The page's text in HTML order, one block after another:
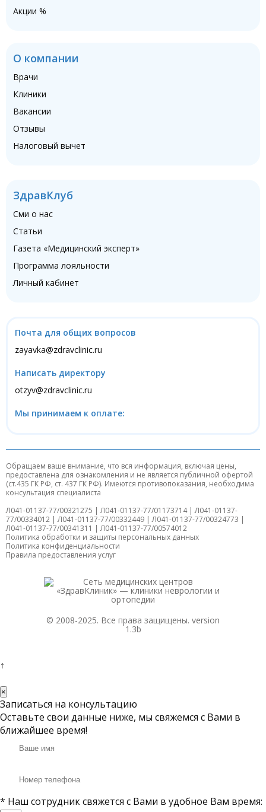
Акции %
О компании
Врачи
Клиники
Вакансии
Отзывы
Налоговый вычет
ЗдравКлуб
Сми о нас
Статьи
Газета «Медицинский эксперт»
Программа лояльности
Личный кабинет
Почта для общих вопросов
zayavka@zdravclinic.ru
Написать директору
otzyv@zdravclinic.ru
Мы принимаем к оплате:
© 2008-2025. Все права защищены. version
1.3b
Обращаем ваше внимание, что вся информация, включая цены,
предоставлена для ознакомления и не является публичной офертой
(ст.435 ГК РФ, ст. 437 ГК РФ). Имеются противопоказания, необходима
консультация специалиста
Л041-01137-77/00321275 | Л041-01137-77/01173714 | Л041-01137-
77/00334012 | Л041-01137-77/00332449 | Л041-01137-77/00324773 |
Л041-01137-77/00341311 | Л041-01137-77/00574012
Политика обработки и защиты персональных данных
Политика конфиденциальности
Правила предоставления услуг
↑
×
Записаться на консультацию
Оставьте свои данные ниже, мы свяжемся с Вами в
ближайшее время!
* Наш сотрудник свяжется с Вами в удобное Вам время: